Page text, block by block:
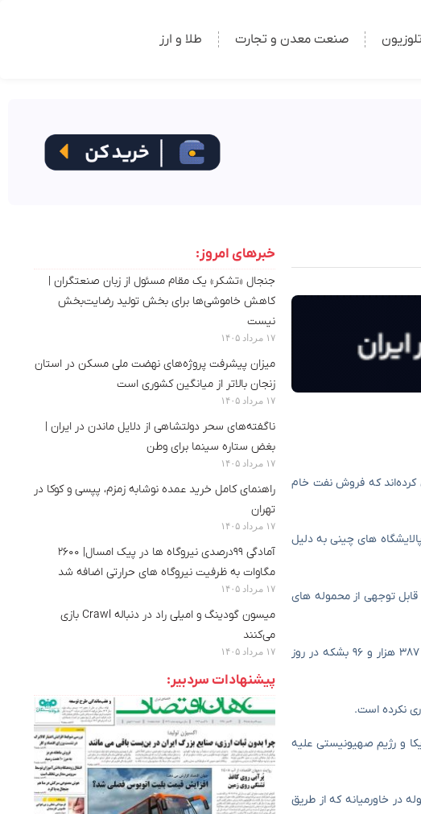
صنعت معدن و تجارت طلا و ارز
کرده‌اند که فروش نفت خام
های چینی به دلیل
توجهی از محموله های
منابع آگاه اعلام کردند: آرامکو عربستان در ماه جولای حدود ۱۲ میلیون بشکه نفت برای مشتریان خود در چین ارسال خواهد کرد که معادل ۳۸۷ هزار و ۹۶ بشکه در روز
نکرده است.
و رژیم صهیونیستی علیه
در خاورمیانه که از طریق
خبرهای امروز:
جنجال «تشکر» یک مقام مسئول از زبان صنعتگران |
کاهش خاموشی‌ها برای بخش تولید رضایت‌بخش
نیست
۱۷ مرداد ۱۴۰۵
میزان پیشرفت پروژه‌های نهضت ملی مسکن در استان
زنجان بالاتر از میانگین کشوری است
۱۷ مرداد ۱۴۰۵
ناگفته‌های سحر دولتشاهی از دلایل ماندن در ایران |
بغض ستاره سینما برای وطن
۱۷ مرداد ۱۴۰۵
راهنمای کامل خرید عمده نوشابه زمزم، پپسی و کوکا در
تهران
۱۷ مرداد ۱۴۰۵
آمادگی ۹۹درصدی نیروگاه ها در پیک امسال| ۲۶۰۰
مگاوات به ظرفیت نیروگاه های حرارتی اضافه شد
۱۷ مرداد ۱۴۰۵
میسون گودینگ و امیلی راد در دنباله Crawl بازی
می‌کنند
۱۷ مرداد ۱۴۰۵
پیشنهادات سردبیر: